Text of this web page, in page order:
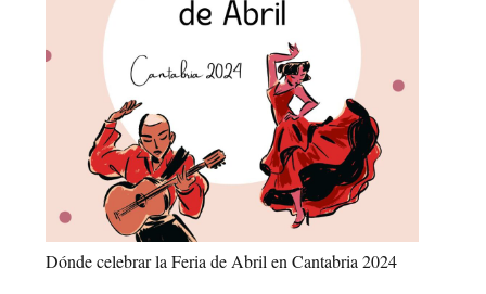
Dónde celebrar la Feria de Abril en Cantabria 2024